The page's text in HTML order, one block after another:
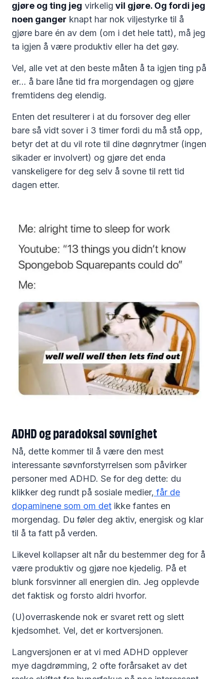
gjøre og ting jeg virkelig vil gjøre. Og fordi jeg
noen ganger knapt har nok viljestyrke til å
gjøre bare én av dem (om i det hele tatt), må jeg
ta igjen å være produktiv eller ha det gøy.
Vel, alle vet at den beste måten å ta igjen ting på
er… å bare låne tid fra morgendagen og gjøre
fremtidens deg elendig.
Enten det resulterer i at du forsover deg eller
bare så vidt sover i 3 timer fordi du må stå opp,
betyr det at du vil rote til dine døgnrytmer (ingen
sikader er involvert) og gjøre det enda
vanskeligere for deg selv å sovne til rett tid
dagen etter.
ADHD og paradoksal søvnighet
Nå, dette kommer til å være den mest
interessante søvnforstyrrelsen som påvirker
personer med ADHD. Se for deg dette: du
klikker deg rundt på sosiale medier, får de
dopaminene som om det ikke fantes en
morgendag. Du føler deg aktiv, energisk og klar
til å ta fatt på verden.
Likevel kollapser alt når du bestemmer deg for å
være produktiv og gjøre noe kjedelig. På et
blunk forsvinner all energien din. Jeg opplevde
det faktisk og forsto aldri hvorfor.
(U)overraskende nok er svaret rett og slett
kjedsomhet. Vel, det er kortversjonen.
Langversjonen er at vi med ADHD opplever
mye dagdrømming, 2 ofte forårsaket av det